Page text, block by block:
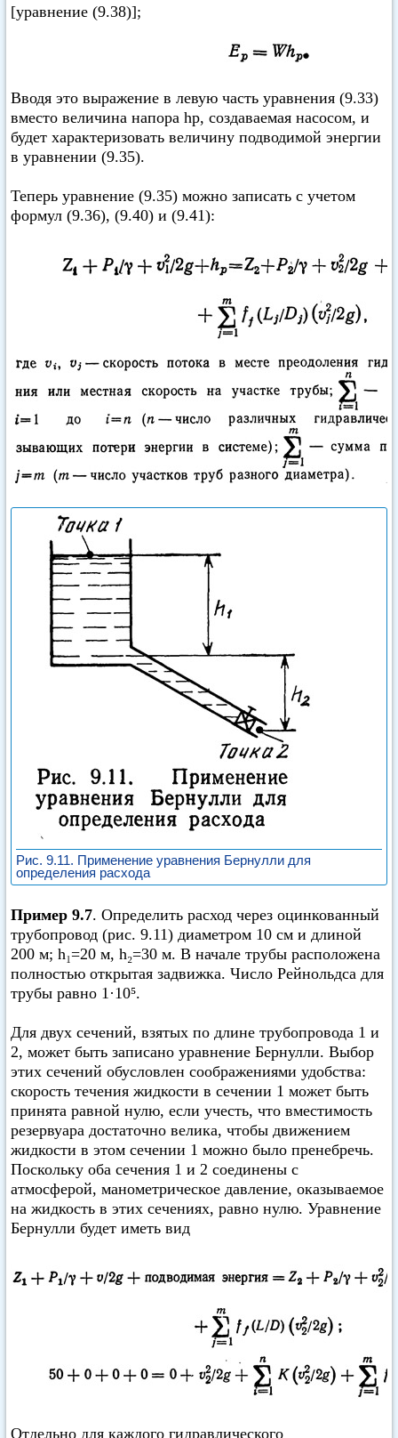
[уравнение (9.38)];
Вводя это выражение в левую часть уравнения (9.33)
вместо величина напора hp, создаваемая насосом, и
будет характеризовать величину подводимой энергии
в уравнении (9.35).
Теперь уравнение (9.35) можно записать с учетом
формул (9.36), (9.40) и (9.41):
Рис. 9.11. Применение уравнения Бернулли для
определения расхода
Пример 9.7. Определить расход через оцинкованный
трубопровод (рис. 9.11) диаметром 10 см и длиной
200 м; h₁=20 м, h₂=30 м. В начале трубы расположена
полностью открытая задвижка. Число Рейнольдса для
трубы равно 1·10⁵.
Для двух сечений, взятых по длине трубопровода 1 и
2, может быть записано уравнение Бернулли. Выбор
этих сечений обусловлен соображениями удобства:
скорость течения жидкости в сечении 1 может быть
принята равной нулю, если учесть, что вместимость
резервуара достаточно велика, чтобы движением
жидкости в этом сечении 1 можно было пренебречь.
Поскольку оба сечения 1 и 2 соединены с
атмосферой, манометрическое давление, оказываемое
на жидкость в этих сечениях, равно нулю. Уравнение
Бернулли будет иметь вид
Отдельно для каждого гидравлического